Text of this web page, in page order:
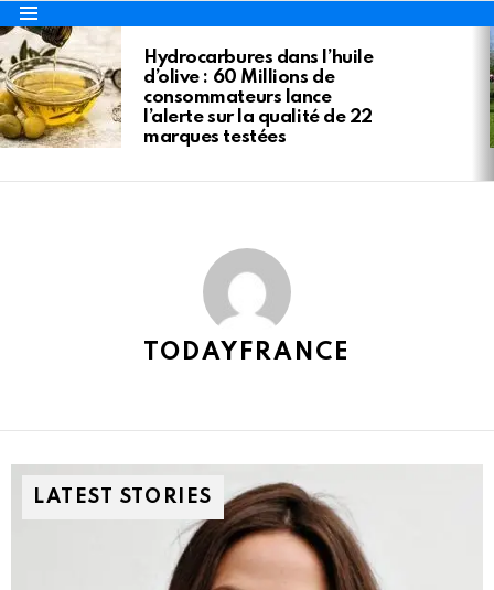
Menu
LATEST
STORIES
Hydrocarbures dans l’huile
d’olive : 60 Millions de
consommateurs lance
l’alerte sur la qualité de 22
marques testées
TODAYFRANCE
LATEST STORIES